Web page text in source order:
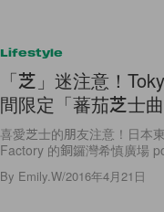
Lifestyle
「芝」迷注意！
間限定「蕃茄芝士曲
喜愛芝士的朋友注意！日本
Factory 的銅鑼灣希慎廣場
By Emily.W/2016年4月21日